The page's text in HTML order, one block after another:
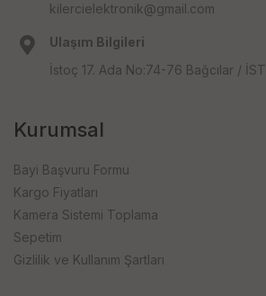
kilercielektronik@gmail.com
Ulaşım Bilgileri
İstoç 17. Ada No:74-76 Bağcılar / İST
Kurumsal
Bayi Başvuru Formu
Kargo Fiyatları
Kamera Sistemi Toplama
Sepetim
Gizlilik ve Kullanım Şartları